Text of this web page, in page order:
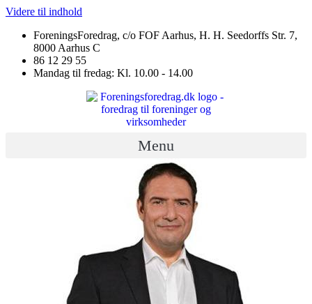
Videre til indhold
ForeningsForedrag, c/o FOF Aarhus, H. H. Seedorffs Str. 7,
8000 Aarhus C
86 12 29 55
Mandag til fredag: Kl. 10.00 - 14.00
Menu